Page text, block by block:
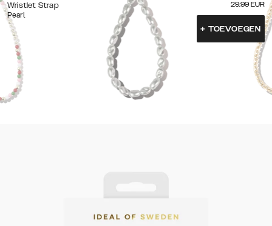
Wristlet Strap
Pearl
29.99 EUR
+ TOEVOEGEN